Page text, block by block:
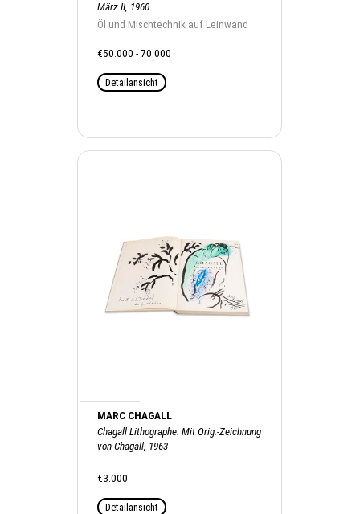
März II, 1960
Öl und Mischtechnik auf Leinwand
€50.000 - 70.000
Detailansicht
MARC CHAGALL
Chagall Lithographe. Mit Orig.-Zeichnung
von Chagall, 1963
€3.000
Detailansicht